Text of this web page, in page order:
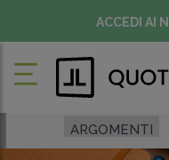
ACCEDI AI
ARGOMENTI